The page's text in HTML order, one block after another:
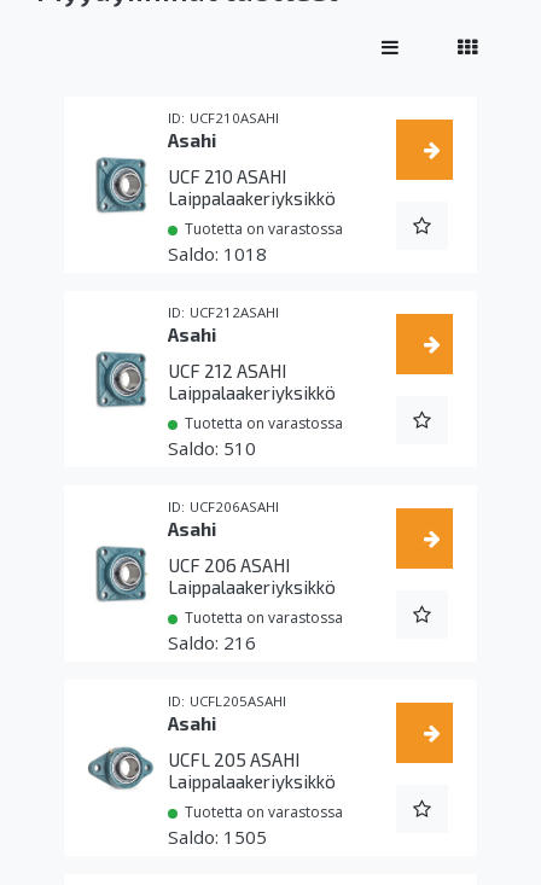
UCF210ASAHI
Asahi
UCF 210 ASAHI
Laippalaakeriyksikkö
Tuotetta on varastossa
1018
UCF212ASAHI
Asahi
UCF 212 ASAHI
Laippalaakeriyksikkö
Tuotetta on varastossa
510
UCF206ASAHI
Asahi
UCF 206 ASAHI
Laippalaakeriyksikkö
Tuotetta on varastossa
216
UCFL205ASAHI
Asahi
UCFL 205 ASAHI
Laippalaakeriyksikkö
Tuotetta on varastossa
1505